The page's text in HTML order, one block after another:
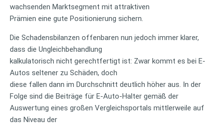
wachsenden Marktsegment mit attraktiven
Prämien eine gute Positionierung sichern.
Die Schadensbilanzen offenbaren nun jedoch immer klarer,
dass die Ungleichbehandlung
kalkulatorisch nicht gerechtfertigt ist: Zwar kommt es bei E-
Autos seltener zu Schäden, doch
diese fallen dann im Durchschnitt deutlich höher aus. In der
Folge sind die Beiträge für E-Auto-Halter gemäß der
Auswertung eines großen Vergleichsportals mittlerweile auf
das Niveau der